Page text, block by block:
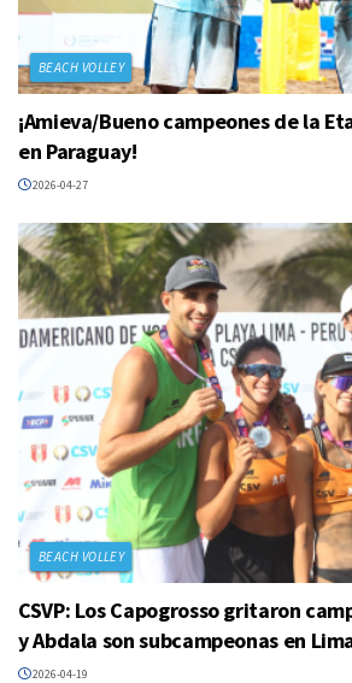
BEACH VOLLEY
¡Amieva/Bueno campeones de la
en Paraguay!
2026-04-27
BEACH VOLLEY
CSVP: Los Capogrosso gritaron
y Abdala son subcampeonas en
2026-04-19